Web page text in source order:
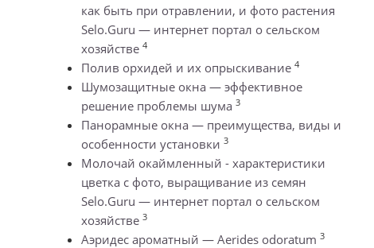
как быть при отравлении, и фото растения
Selo.Guru — интернет портал о сельском
хозяйстве 4
Полив орхидей и их опрыскивание 4
Шумозащитные окна — эффективное
решение проблемы шума 3
Панорамные окна — преимущества, виды и
особенности установки 3
Молочай окаймленный - характеристики
цветка с фото, выращивание из семян
Selo.Guru — интернет портал о сельском
хозяйстве 3
Аэридес ароматный — Aerides odoratum 3